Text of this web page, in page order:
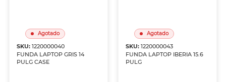
Agotado
SKU:1220000040
FUNDA LAPTOP GRIS 14
PULG CASE
Agotado
SKU: 1220000043
FUNDA LAPTOP IBERIA 15.6
PULG